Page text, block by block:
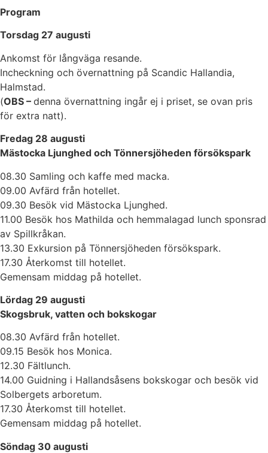
Program
Torsdag 27 augusti
Ankomst för långväga resande.
Incheckning och övernattning på Scandic Hallandia,
Halmstad.
(OBS – denna övernattning ingår ej i priset, se ovan pris
för extra natt).
Fredag 28 augusti
Mästocka Ljunghed och Tönnersjöheden försökspark
08.30 Samling och kaffe med macka.
09.00 Avfärd från hotellet.
09.30 Besök vid Mästocka Ljunghed.
11.00 Besök hos Mathilda och hemmalagad lunch sponsrad
av Spillkråkan.
13.30 Exkursion på Tönnersjöheden försökspark.
17.30 Återkomst till hotellet.
Gemensam middag på hotellet.
Lördag 29 augusti
Skogsbruk, vatten och bokskogar
08.30 Avfärd från hotellet.
09.15 Besök hos Monica.
12.30 Fältlunch.
14.00 Guidning i Hallandsåsens bokskogar och besök vid
Solbergets arboretum.
17.30 Återkomst till hotellet.
Gemensam middag på hotellet.
Söndag 30 augusti